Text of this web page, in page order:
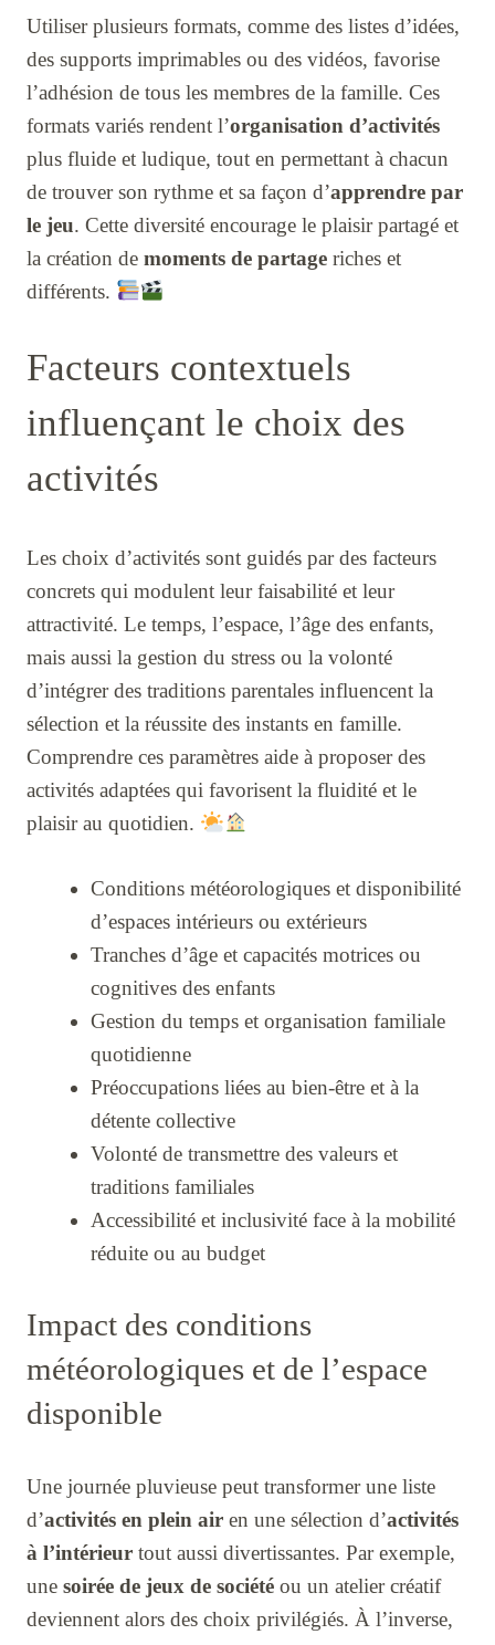
Utiliser plusieurs formats, comme des listes d’idées,
des supports imprimables ou des vidéos, favorise
l’adhésion de tous les membres de la famille. Ces
formats variés rendent l’organisation d’activités
plus fluide et ludique, tout en permettant à chacun
de trouver son rythme et sa façon d’apprendre par
le jeu. Cette diversité encourage le plaisir partagé et
la création de moments de partage riches et
différents.
Facteurs contextuels
influençant le choix des
activités
Les choix d’activités sont guidés par des facteurs
concrets qui modulent leur faisabilité et leur
attractivité. Le temps, l’espace, l’âge des enfants,
mais aussi la gestion du stress ou la volonté
d’intégrer des traditions parentales influencent la
sélection et la réussite des instants en famille.
Comprendre ces paramètres aide à proposer des
activités adaptées qui favorisent la fluidité et le
plaisir au quotidien.
Conditions météorologiques et disponibilité
d’espaces intérieurs ou extérieurs
Tranches d’âge et capacités motrices ou
cognitives des enfants
Gestion du temps et organisation familiale
quotidienne
Préoccupations liées au bien-être et à la
détente collective
Volonté de transmettre des valeurs et
traditions familiales
Accessibilité et inclusivité face à la mobilité
réduite ou au budget
Impact des conditions
météorologiques et de l’espace
disponible
Une journée pluvieuse peut transformer une liste
d’activités en plein air en une sélection d’activités
à l’intérieur tout aussi divertissantes. Par exemple,
une soirée de jeux de société ou un atelier créatif
deviennent alors des choix privilégiés. À l’inverse,